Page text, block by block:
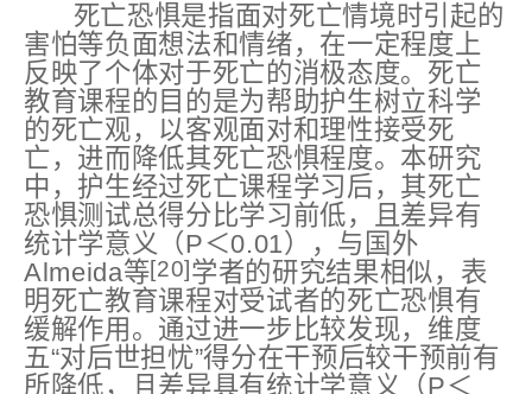
死亡恐惧是指面对死亡情境时引起的
害怕等负面想法和情绪，在一定程度上
反映了个体对于死亡的消极态度。死亡
教育课程的目的是为帮助护生树立科学
的死亡观，以客观面对和理性接受死
亡，进而降低其死亡恐惧程度。本研究
中，护生经过死亡课程学习后，其死亡
恐惧测试总得分比学习前低，且差异有
统计学意义（P＜0.01），与国外
Almeida等[20]学者的研究结果相似，表
明死亡教育课程对受试者的死亡恐惧有
缓解作用。通过进一步比较发现，维度
五“对后世担忧”得分在干预后较干预前有
所降低，且差异具有统计学意义（P＜